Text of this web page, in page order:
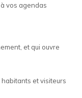
vos agendas
et qui ouvre
et visiteurs